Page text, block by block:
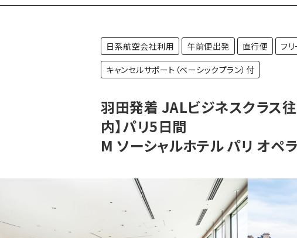
日系航空会社利用 午前便出発 直行便 フ
キャンセルサポート（ベーシックプラン）付
羽田発着 JALビジネスクラス
内】パリ5日間
M ソーシャルホテル パリ オペ